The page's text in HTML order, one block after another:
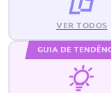
VER TODOS
GUIA DE